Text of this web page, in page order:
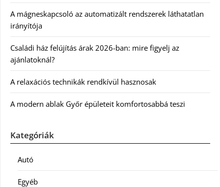
A mágneskapcsoló az automatizált rendszerek láthatatlan
irányítója
Családi ház felújítás árak 2026-ban: mire figyelj az
ajánlatoknál?
A relaxációs technikák rendkívül hasznosak
A modern ablak Győr épületeit komfortosabbá teszi
Kategóriák
Autó
Egyéb